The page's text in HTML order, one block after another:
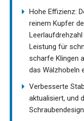
Hohe Effizienz:
reinem Kupfer
Leistung für
scharfe Klingen
das Wälzhobeln
Verbesserte
aktualisiert, und